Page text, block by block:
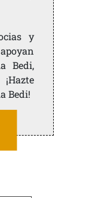
y
Bedi,
Bedi!